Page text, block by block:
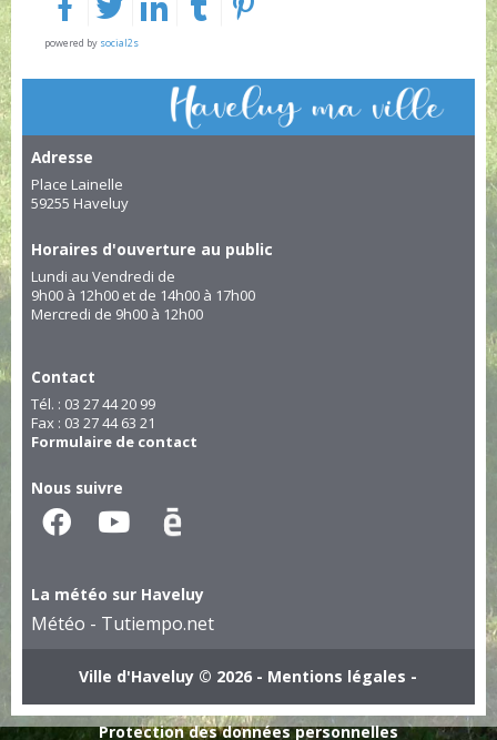
powered by social2s
Adresse
Place Lainelle
59255 Haveluy
Horaires d'ouverture au public
Lundi au Vendredi de
9h00 à 12h00 et de 14h00 à 17h00
Mercredi de 9h00 à 12h00
Contact
Tél. : 03 27 44 20 99
Fax : 03 27 44 63 21
Formulaire de contact
Nous suivre
La météo sur Haveluy
Météo - Tutiempo.net
Ville d'Haveluy © 2026 - Mentions légales -
Protection des données personnelles